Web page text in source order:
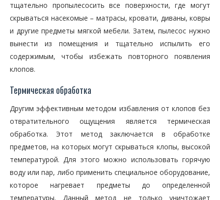
тщательно пропылесосить все поверхности, где могут
скрываться насекомые – матрасы, кровати, диваны, ковры
и другие предметы мягкой мебели. Затем, пылесос нужно
вынести из помещения и тщательно испылить его
содержимым, чтобы избежать повторного появления
клопов.
Термическая обработка
Другим эффективным методом избавления от клопов без
отвратительного ощущения является термическая
обработка. Этот метод заключается в обработке
предметов, на которых могут скрываться клопы, высокой
температурой. Для этого можно использовать горячую
воду или пар, либо применить специальное оборудование,
которое нагревает предметы до определенной
температуры. Данный метод не только уничтожает